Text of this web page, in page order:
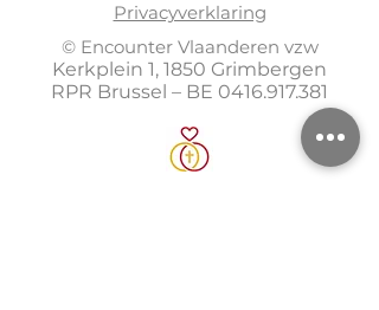
Privacyverklaring
© Encounter Vlaanderen vzw
Kerkplein 1, 1850 Grimbergen
RPR Brussel – BE 0416.917.381